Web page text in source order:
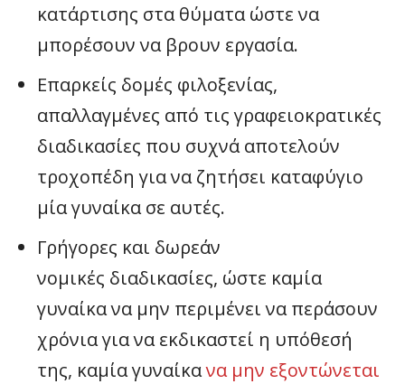
κατάρτισης στα θύματα ώστε να
μπορέσουν να βρουν εργασία.
Επαρκείς δομές φιλοξενίας,
απαλλαγμένες από τις γραφειοκρατικές
διαδικασίες που συχνά αποτελούν
τροχοπέδη για να ζητήσει καταφύγιο
μία γυναίκα σε αυτές.
Γρήγορες και δωρεάν
νομικές διαδικασίες, ώστε καμία
γυναίκα να μην περιμένει να περάσουν
χρόνια για να εκδικαστεί η υπόθεσή
της, καμία γυναίκανα μην εξοντώνεται